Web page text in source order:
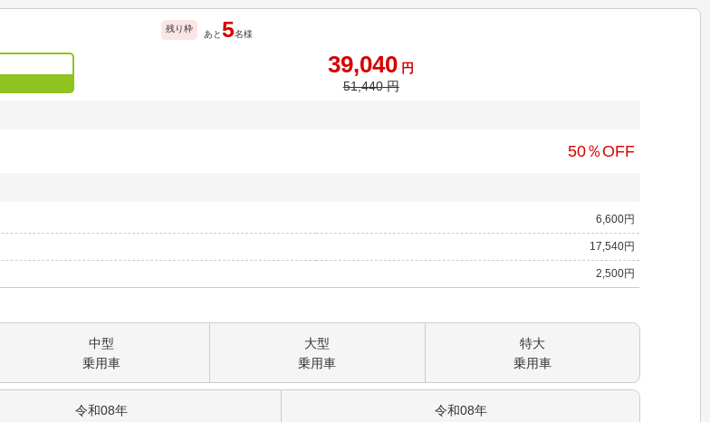
残り枠
あと5名様
39,040 円
51,440円
50％OFF
6,600円
17,540円
2,500円
中型
乗用車
大型
乗用車
特大
乗用車
令和08年
令和08年